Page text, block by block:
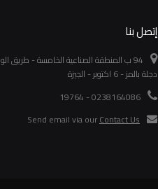
إتصل بنا
94 ب المنطقة الصناعية الخامسة - طريق
دجلة بالمز - 6 اكتوبر - الجيزة
0238164086 - 19764
Send email via ourContact Us